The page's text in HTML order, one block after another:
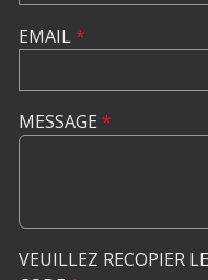
EMAIL*
MESSAGE *
VEUILLEZ RECOPIER LE